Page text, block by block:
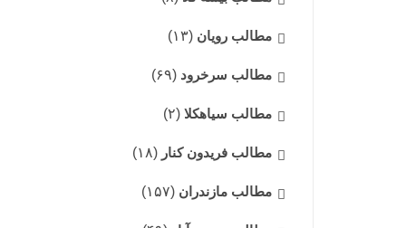
مطالب رویان (۱۳)
مطالب سرخرود (۶۹)
مطالب سیاهکلا (۲)
مطالب فریدون کنار (۱۸)
مطالب مازندران (۱۵۷)